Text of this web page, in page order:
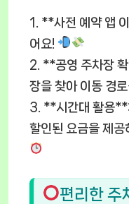
1. **사전 예약 앱
어요!
2. **공영 주차장
장을 찾아 이동 경
3. **시간대 활용**:
할인된 요금을 제공
편리한 주